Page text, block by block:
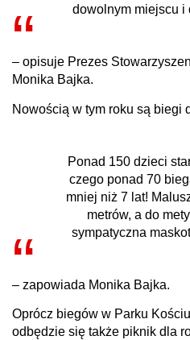
dowolnym miejscu i
– opisuje Prezes
Monika Bajka.
Nowością w tym roku są biegi
Ponad 150 dzieci
czego ponad 70
mniej niż 7 lat!
metrów, a do
sympatyczna
– zapowiada Monika Bajka.
Oprócz biegów w Parku
odbędzie się także piknik dla